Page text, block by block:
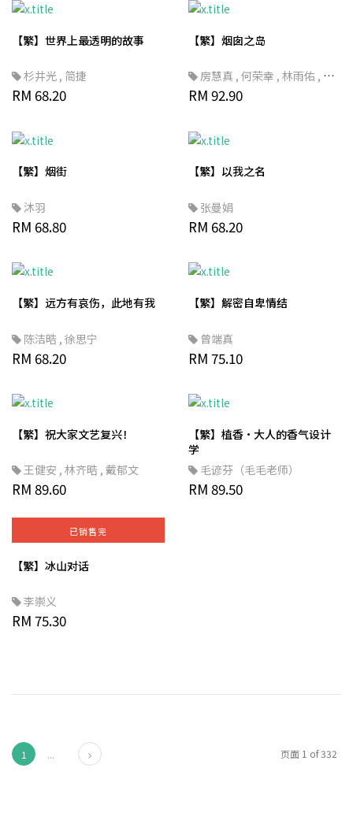
【繁】世界上最透明的故事
杉井光 , 简捷
RM 68.20
【繁】烟囱之岛
房慧真 , 何荣幸 , 林雨佑 , 蒋
宜婷,余志伟
RM 92.90
【繁】烟街
沐羽
RM 68.80
【繁】以我之名
张曼娟
RM 68.20
【繁】远方有哀伤，此地有我
陈洁晧 , 徐思宁
RM 68.20
【繁】解密自卑情结
曾端真
RM 75.10
【繁】祝大家文艺复兴！
王健安 , 林齐晧 , 戴郁文
RM 89.60
【繁】植香·大人的香气设计
学
毛谚芬（毛毛老师）
RM 89.50
已销售完
【繁】冰山对话
李崇义
RM 75.30
1 ... 下页 页面 1 of 332